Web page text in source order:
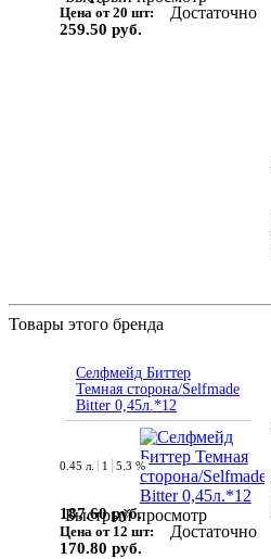
Цена от 20 шт:
259.50 руб.
Достаточно
Товары этого бренда
Селфмейд Биттер
Темная сторона/Selfmade
Bitter 0,45л.*12
Быстрый просмотр
0.45 л. 1 5.3 %
187.60 руб.
Цена от 12 шт:
170.80 руб.
Достаточно